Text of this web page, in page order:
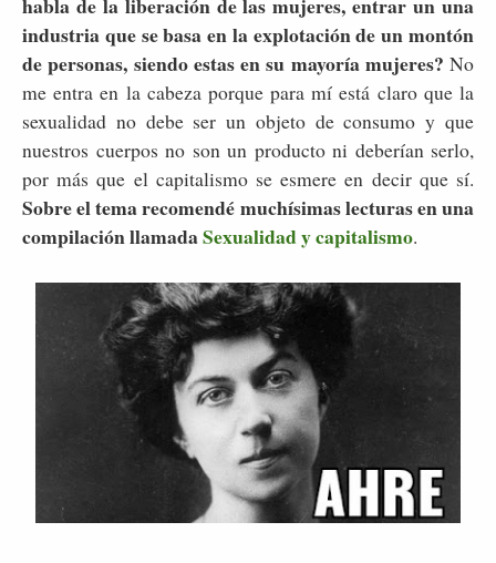
industria que se basa en la explotación de un montón
de personas, siendo estas en su mayoría mujeres? No
me entra en la cabeza porque para mí está claro que la
sexualidad no debe ser un objeto de consumo y que
nuestros cuerpos no son un producto ni deberían serlo,
por más que el capitalismo se esmere en decir que sí.
Sobre el tema recomendé muchísimas lecturas en una
compilación llamadaSexualidad y capitalismo.